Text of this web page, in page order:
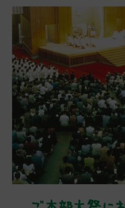
ス
し
て
ナ
ビ
シ
ョ
に